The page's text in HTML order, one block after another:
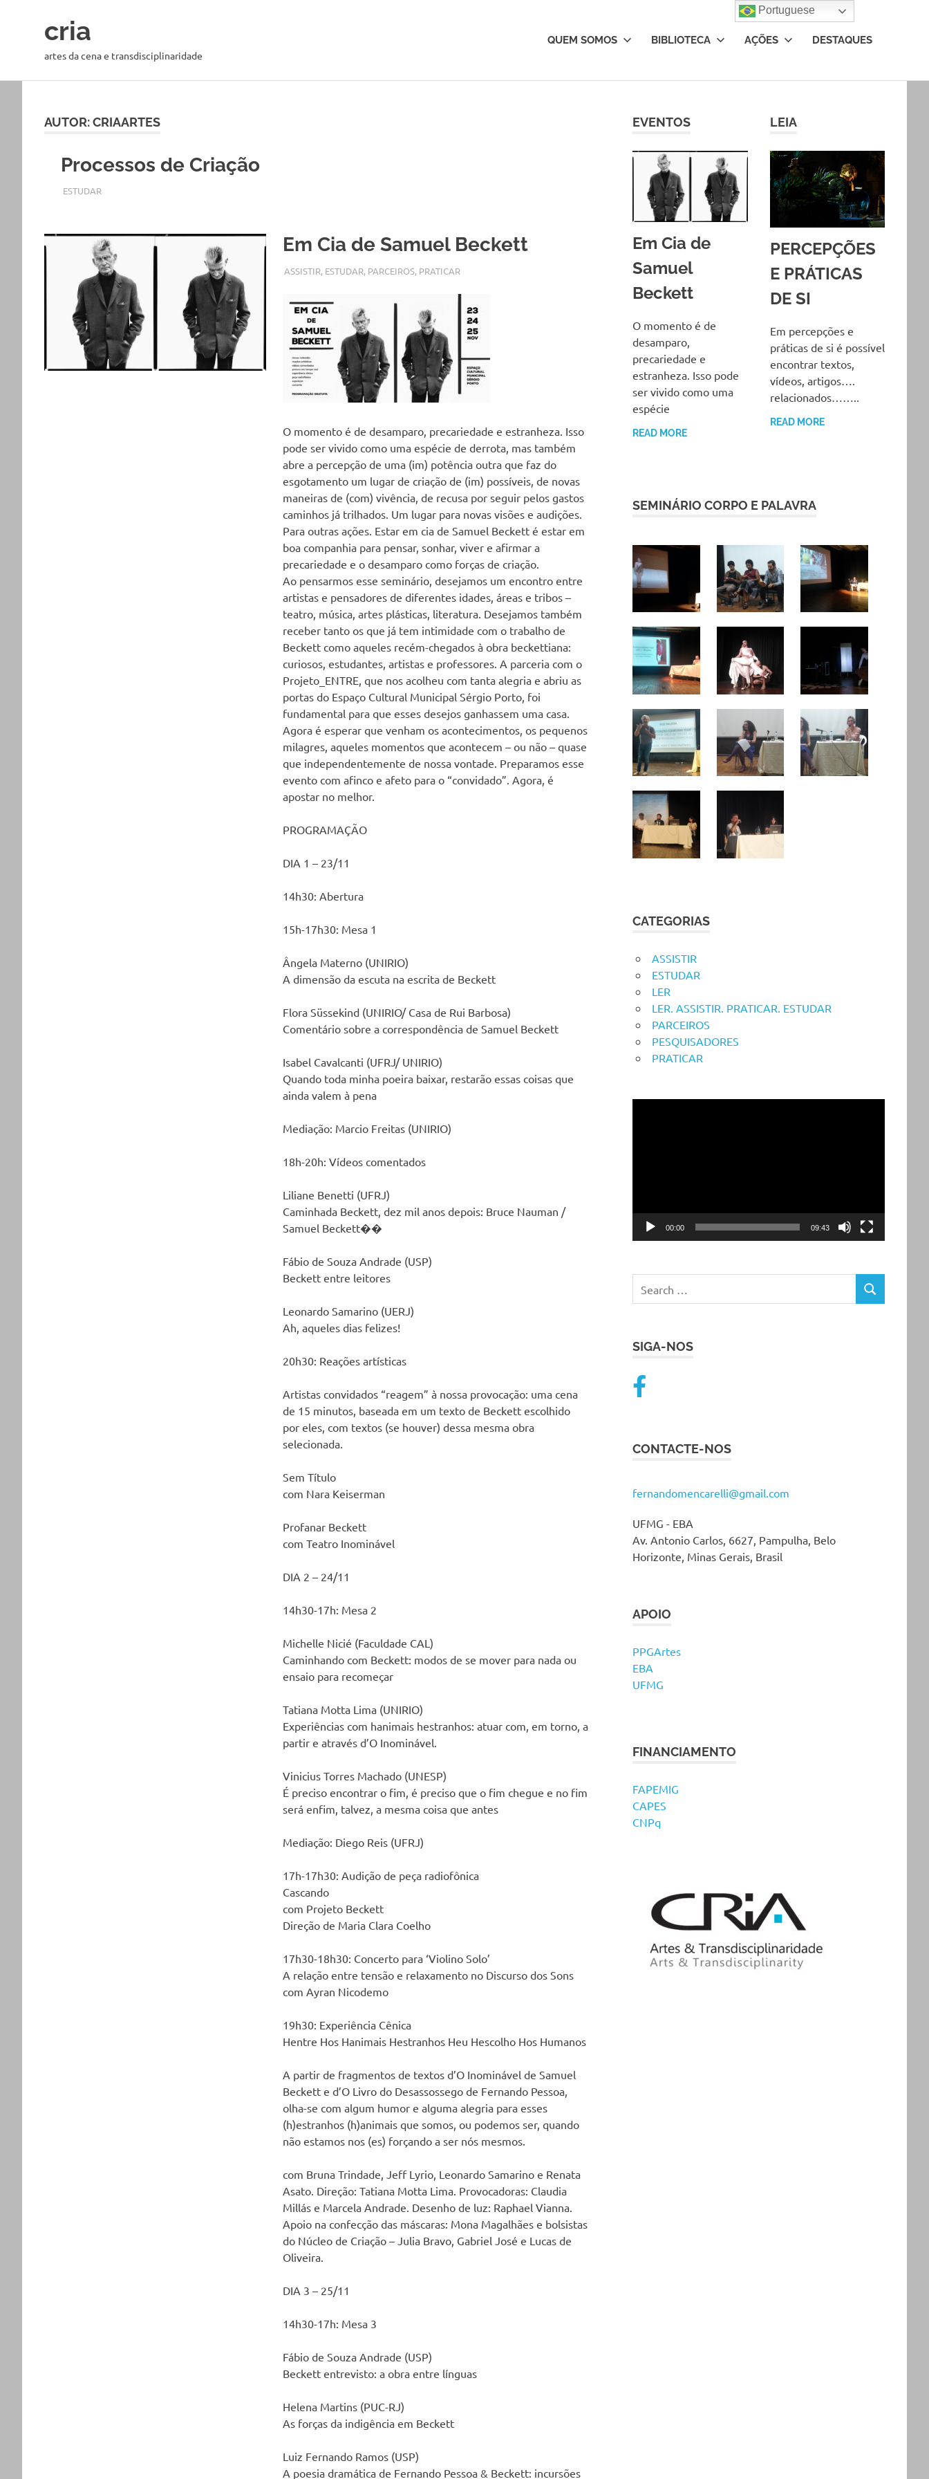
cria
artes da cena e transdisciplinaridade
QUEM SOMOS BIBLIOTECA AÇÕES DESTAQUES
AUTOR:CRIAARTES
Processos de Criação
8 MAIO, 2018
CRIAARTES
ESTUDAR
Em Cia de Samuel Beckett
20 DEZEMBRO, 2017
CRIAARTES
ASSISTIR, ESTUDAR, PARCEIROS, PRATICAR
O momento é de desamparo, precariedade e estranheza. Isso
pode ser vivido como uma espécie de derrota, mas também
abre a percepção de uma (im) potência outra que faz do
esgotamento um lugar de criação de (im) possíveis, de novas
maneiras de (com) vivência, de recusa por seguir pelos gastos
caminhos já trilhados. Um lugar para novas visões e audições.
Para outras ações. Estar em cia de Samuel Beckett é estar em
boa companhia para pensar, sonhar, viver e afirmar a
precariedade e o desamparo como forças de criação.
Ao pensarmos esse seminário, desejamos um encontro entre
artistas e pensadores de diferentes idades, áreas e tribos –
teatro, música, artes plásticas, literatura. Desejamos também
receber tanto os que já tem intimidade com o trabalho de
Beckett como aqueles recém-chegados à obra beckettiana:
curiosos, estudantes, artistas e professores. A parceria com o
Projeto_ENTRE, que nos acolheu com tanta alegria e abriu as
portas do Espaço Cultural Municipal Sérgio Porto, foi
fundamental para que esses desejos ganhassem uma casa.
Agora é esperar que venham os acontecimentos, os pequenos
milagres, aqueles momentos que acontecem – ou não – quase
que independentemente de nossa vontade. Preparamos esse
evento com afinco e afeto para o “convidado”. Agora, é
apostar no melhor.
PROGRAMAÇÃO
DIA 1 – 23/11
14h30: Abertura
15h-17h30: Mesa 1
Ângela Materno (UNIRIO)
A dimensão da escuta na escrita de Beckett
Flora Süssekind (UNIRIO/ Casa de Rui Barbosa)
Comentário sobre a correspondência de Samuel Beckett
Isabel Cavalcanti (UFRJ/ UNIRIO)
Quando toda minha poeira baixar, restarão essas coisas que
ainda valem à pena
Mediação: Marcio Freitas (UNIRIO)
18h-20h: Vídeos comentados
Liliane Benetti (UFRJ)
Caminhada Beckett, dez mil anos depois: Bruce Nauman /
Samuel Beckett��
Fábio de Souza Andrade (USP)
Beckett entre leitores
Leonardo Samarino (UERJ)
Ah, aqueles dias felizes!
20h30: Reações artísticas
Artistas convidados “reagem” à nossa provocação: uma cena
de 15 minutos, baseada em um texto de Beckett escolhido
por eles, com textos (se houver) dessa mesma obra
selecionada.
Sem Título
com Nara Keiserman
Profanar Beckett
com Teatro Inominável
DIA 2 – 24/11
14h30-17h: Mesa 2
Michelle Nicié (Faculdade CAL)
Caminhando com Beckett: modos de se mover para nada ou
ensaio para recomeçar
Tatiana Motta Lima (UNIRIO)
Experiências com hanimais hestranhos: atuar com, em torno, a
partir e através d’O Inominável.
Vinicius Torres Machado (UNESP)
É preciso encontrar o fim, é preciso que o fim chegue e no fim
será enfim, talvez, a mesma coisa que antes
Mediação: Diego Reis (UFRJ)
17h-17h30: Audição de peça radiofônica
Cascando
com Projeto Beckett
Direção de Maria Clara Coelho
17h30-18h30: Concerto para ‘Violino Solo’
A relação entre tensão e relaxamento no Discurso dos Sons
com Ayran Nicodemo
19h30: Experiência Cênica
Hentre Hos Hanimais Hestranhos Heu Hescolho Hos Humanos
A partir de fragmentos de textos d’O Inominável de Samuel
Beckett e d’O Livro do Desassossego de Fernando Pessoa,
olha-se com algum humor e alguma alegria para esses
(h)estranhos (h)animais que somos, ou podemos ser, quando
não estamos nos (es) forçando a ser nós mesmos.
com Bruna Trindade, Jeff Lyrio, Leonardo Samarino e Renata
Asato. Direção: Tatiana Motta Lima. Provocadoras: Claudia
Millás e Marcela Andrade. Desenho de luz: Raphael Vianna.
Apoio na confecção das máscaras: Mona Magalhães e bolsistas
do Núcleo de Criação – Julia Bravo, Gabriel José e Lucas de
Oliveira.
DIA 3 – 25/11
14h30-17h: Mesa 3
Fábio de Souza Andrade (USP)
Beckett entrevisto: a obra entre línguas
Helena Martins (PUC-RJ)
As forças da indigência em Beckett
Luiz Fernando Ramos (USP)
A poesia dramática de Fernando Pessoa & Beckett: incursões
EVENTOS
Em Cia de
Samuel
Beckett
O momento é de
desamparo,
precariedade e
estranheza. Isso pode
ser vivido como uma
espécie
READ MORE
LEIA
PERCEPÇÕES
E PRÁTICAS
DE SI
Em percepções e
práticas de si é possível
encontrar textos,
vídeos, artigos….
relacionados……..
READ MORE
SEMINÁRIO CORPO E PALAVRA
CATEGORIAS
ASSISTIR
ESTUDAR
LER
LER. ASSISTIR. PRATICAR. ESTUDAR
PARCEIROS
PESQUISADORES
PRATICAR
00:00 09:43
SIGA-NOS
CONTACTE-NOS
fernandomencarelli@gmail.com
UFMG - EBA
Av. Antonio Carlos, 6627, Pampulha, Belo
Horizonte, Minas Gerais, Brasil
APOIO
PPGArtes
EBA
UFMG
FINANCIAMENTO
FAPEMIG
CAPES
CNPq
Portuguese